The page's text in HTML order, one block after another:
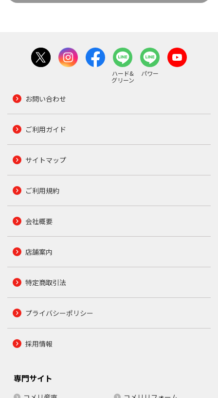
ハード&
グリーン
パワー
お問い合わせ
ご利用ガイド
サイトマップ
ご利用規約
会社概要
店舗案内
特定商取引法
プライバシーポリシー
採用情報
専門サイト